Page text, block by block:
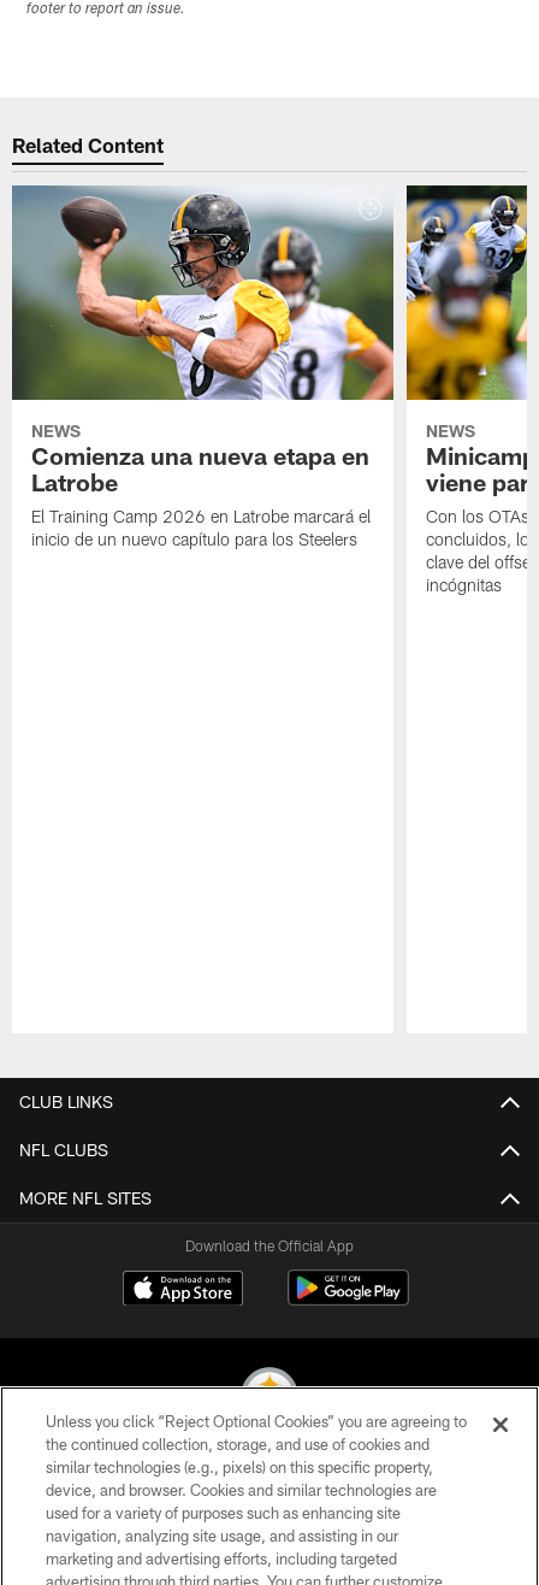
footer to report an issue.
Related Content
NEWS
Comienza una nueva etapa en
Latrobe
El Training Camp 2026 en Latrobe marcará el
inicio de un nuevo capítulo para los Steelers
NEWS
viene
Con los OTAs
concluidos,
clave del
incógnitas
CLUB LINKS
NFL CLUBS
MORE NFL SITES
Download the Official App
© 2026 Pittsburgh Steelers. All Rights Reserved
PRIVACY POLICY
TERMS OF USE
Unless you click “Reject Optional Cookies” you are agreeing to
the continued collection, storage, and use of cookies and
similar technologies (e.g., pixels) on this specific property,
device, and browser. Cookies and similar technologies are
used for a variety of purposes such as enhancing site
navigation, analyzing site usage, and assisting in our
marketing and advertising efforts, including targeted